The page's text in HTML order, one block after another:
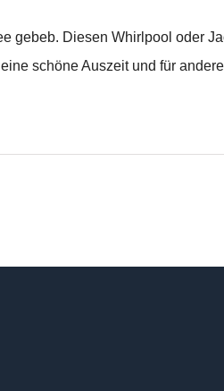
gebeb. Diesen Whirlpool oder
schöne Auszeit und für